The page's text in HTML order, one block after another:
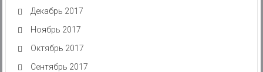
Декабрь 2017
Ноябрь 2017
Октябрь 2017
Сентябрь 2017